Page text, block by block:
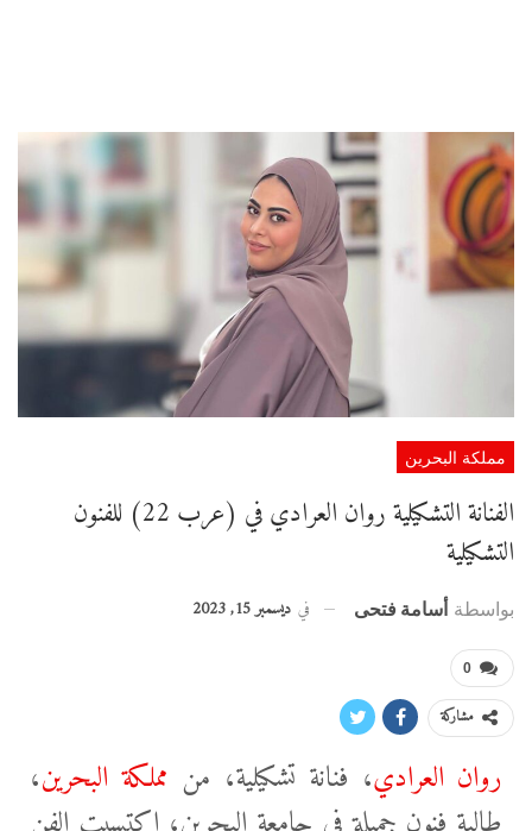
مملكة البحرين
الفنانة التشكيلية روان العرادي في (عرب 22) للفنون
التشكيلية
بواسطة أسامة فتحى في ديسمبر 15, 2023
0
مشاركة
روان العرادي، فنانة تشكيلية، من مملكة البحرين،